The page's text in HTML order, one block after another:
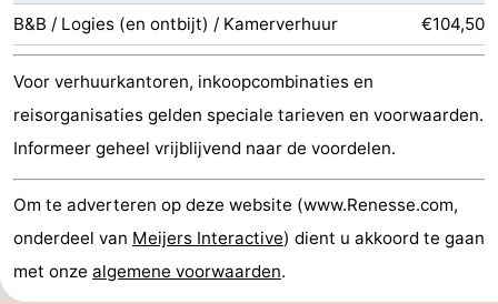
Sporten
Zwembaden
-
Wandelen
-
Paardrijden
-
B&B / Logies (en ontbijt) / Kamerverhuur
€104,50
Voor verhuurkantoren, inkoopcombinaties en
reisorganisaties gelden speciale tarieven en voorwaarden.
Informeer geheel vrijblijvend naar de voordelen.
Om te adverteren op deze website (www.Renesse.com,
onderdeel van Meijers Interactive) dient u akkoord te gaan
met onze algemene voorwaarden.